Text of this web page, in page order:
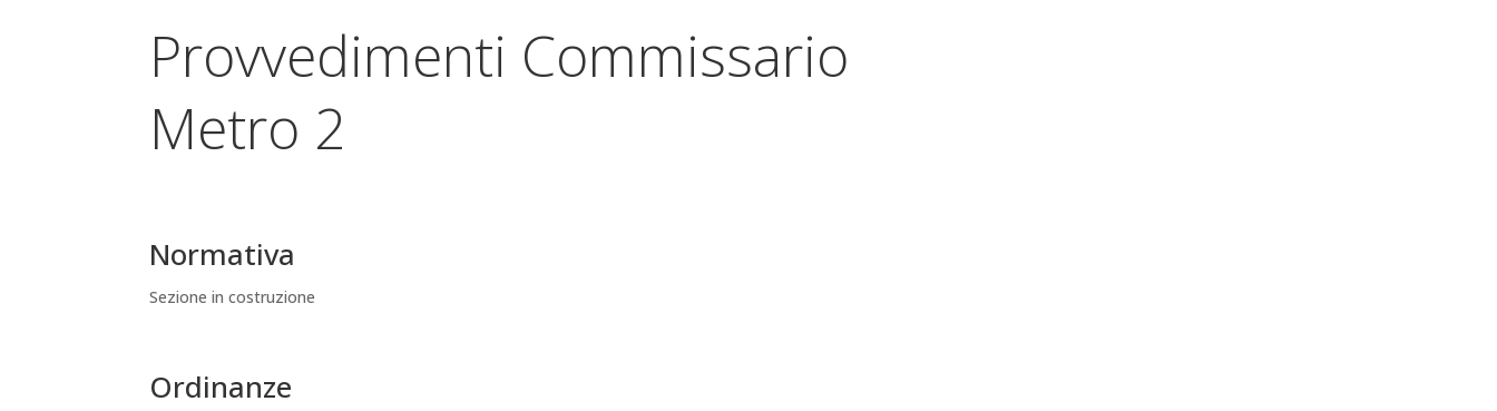
Provvedimenti Commissario
Metro 2
Normativa
Sezione in costruzione
Ordinanze